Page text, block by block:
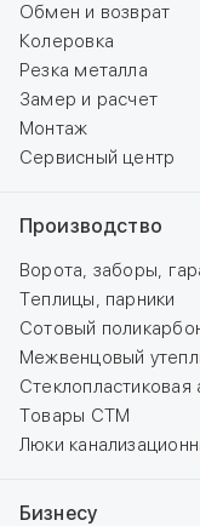
Обмен и возврат
Колеровка
Резка металла
Замер и расчет
Монтаж
Сервисный центр
Производство
Ворота, заборы,
Теплицы, парники
Сотовый
Межвенцовый
Стеклопластиковая
Товары СТМ
Люки
Бизнесу